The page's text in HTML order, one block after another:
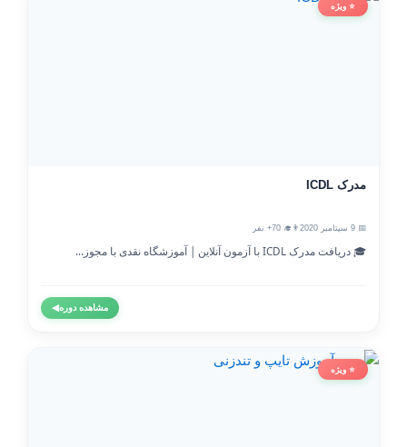
⭐ ویژه
مدرک ICDL
📅 9 سپتامبر 2020 👨‍🎓 70+ نفر
🎓 دریافت مدرک ICDL با آزمون آنلاین | آموزشگاه نقدی با مجوز...
مشاهده دوره◀
⭐ ویژه